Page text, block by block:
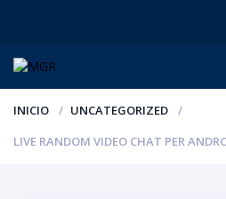
INICIO
UNCATEGORIZED
LIVE RANDOM VIDEO CHAT PER